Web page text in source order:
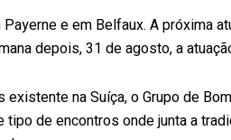
e em Belfaux. A próxima
depois, 31 de agosto, a
na Suíça, o Grupo de
tipo de encontros onde junta a